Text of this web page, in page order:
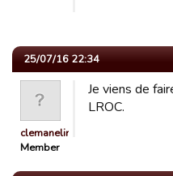
25/07/16 22:34
clemanelinch
Member
Je viens de
LROC.